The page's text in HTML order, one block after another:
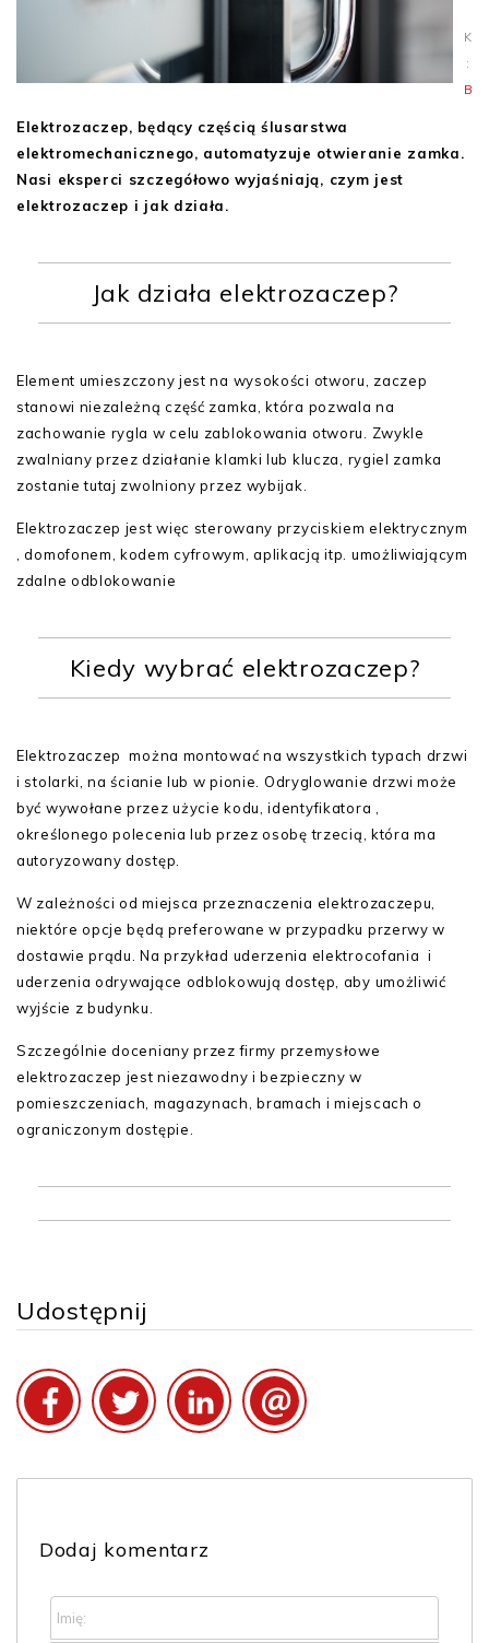
:
Elektrozaczep, będący częścią ślusarstwa
elektromechanicznego, automatyzuje otwieranie zamka.
Nasi eksperci szczegółowo wyjaśniają, czym jest
elektrozaczep i jak działa.
Jak działa elektrozaczep?
Element umieszczony jest na wysokości otworu, zaczep
stanowi niezależną część zamka, która pozwala na
zachowanie rygla w celu zablokowania otworu. Zwykle
zwalniany przez działanie klamki lub klucza, rygiel zamka
zostanie tutaj zwolniony przez wybijak.
Elektrozaczep jest więc sterowany przyciskiem elektrycznym
, domofonem, kodem cyfrowym, aplikacją itp. umożliwiającym
zdalne odblokowanie
Kiedy wybrać elektrozaczep?
Elektrozaczep można montować na wszystkich typach drzwi
i stolarki, na ścianie lub w pionie. Odryglowanie drzwi może
być wywołane przez użycie kodu, identyfikatora ,
określonego polecenia lub przez osobę trzecią, która ma
autoryzowany dostęp.
W zależności od miejsca przeznaczenia elektrozaczepu,
niektóre opcje będą preferowane w przypadku przerwy w
dostawie prądu. Na przykład uderzenia elektrocofania i
uderzenia odrywające odblokowują dostęp, aby umożliwić
wyjście z budynku.
Szczególnie doceniany przez firmy przemysłowe
elektrozaczep jest niezawodny i bezpieczny w
pomieszczeniach, magazynach, bramach i miejscach o
ograniczonym dostępie.
Udostępnij
Dodaj komentarz